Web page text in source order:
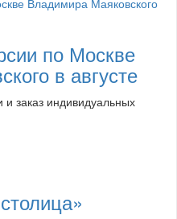
по Москве
в августе
заказ индивидуальных